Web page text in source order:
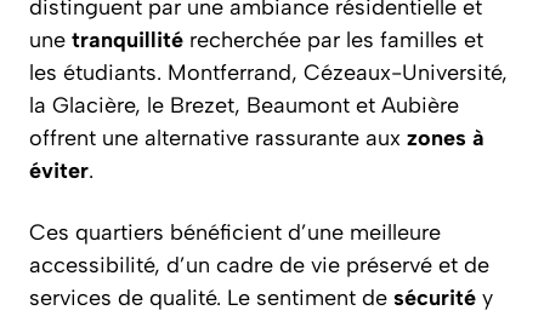
distinguent par une ambiance résidentielle et
une tranquillité recherchée par les familles et
les étudiants. Montferrand, Cézeaux-Université,
la Glacière, le Brezet, Beaumont et Aubière
offrent une alternative rassurante aux zones à
éviter.
Ces quartiers bénéficient d’une meilleure
accessibilité, d’un cadre de vie préservé et de
services de qualité. Le sentiment de sécurité y